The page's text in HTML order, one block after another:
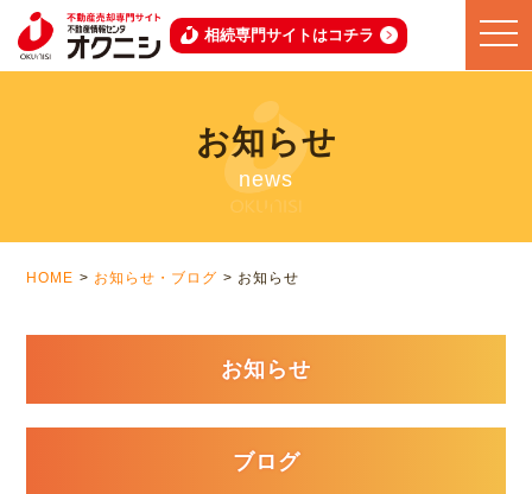
相続専門サイトはコチラ
toggle
お知らせ
news
HOME お知らせ・ブログ お知らせ
お知らせ
ブログ